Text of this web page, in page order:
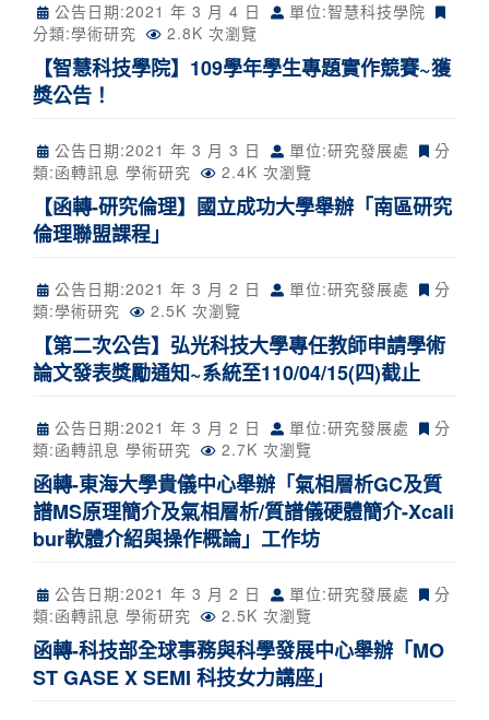
公告日期:2021 年 3 月 4 日
單位:智慧科技學院
分類:學術研究 2.8K 次瀏覽
【智慧科技學院】109學年學生專題實作競賽~獲
獎公告！
公告日期:2021 年 3 月 3 日 單位:研究發展處
分
類:函轉訊息 學術研究 2.4K 次瀏覽
【函轉-研究倫理】國立成功大學舉辦「南區研究
倫理聯盟課程」
公告日期:2021 年 3 月 2 日 單位:研究發展處
分
類:學術研究 2.5K 次瀏覽
【第二次公告】弘光科技大學專任教師申請學術
論文發表獎勵通知~系統至110/04/15(四)截止
公告日期:2021 年 3 月 2 日 單位:研究發展處
分
類:函轉訊息 學術研究 2.7K 次瀏覽
函轉-東海大學貴儀中心舉辦「氣相層析GC及質
譜MS原理簡介及氣相層析/質譜儀硬體簡介-Xcali
bur軟體介紹與操作概論」工作坊
公告日期:2021 年 3 月 2 日 單位:研究發展處
分
類:函轉訊息 學術研究 2.5K 次瀏覽
函轉-科技部全球事務與科學發展中心舉辦「MO
ST GASE X SEMI 科技女力講座」